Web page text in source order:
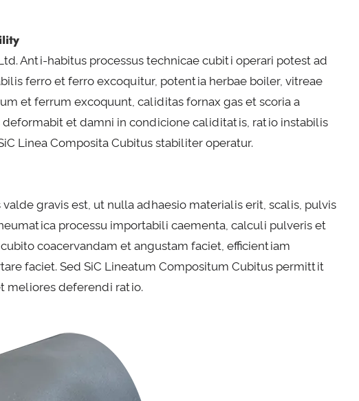
Anti-habitus processus technicae cubiti operari potest ad
ferro et ferro excoquitur, potentia herbae boiler, vitreae
et ferrum excoquunt, caliditas fornax gas et scoria a
et damni in condicione caliditatis, ratio instabilis
Linea Composita Cubitus stabiliter operatur.
gravis est, ut nulla adhaesio materialis erit, scalis, pulvis
processu importabili caementa, calculi pulveris et
coacervandam et angustam faciet, efficientiam
faciet. Sed SiC Lineatum Compositum Cubitus permittit
meliores deferendi ratio.